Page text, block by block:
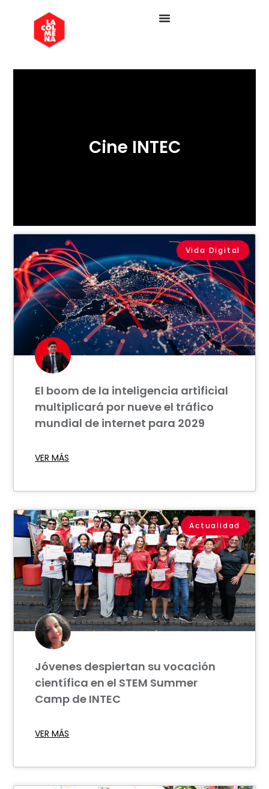
Cine INTEC
Vida Digital
El boom de la inteligencia artificial
multiplicará por nueve el tráfico
mundial de internet para 2029
VER MÁS
Actualidad
Jóvenes despiertan su vocación
científica en el STEM Summer
Camp de INTEC
VER MÁS